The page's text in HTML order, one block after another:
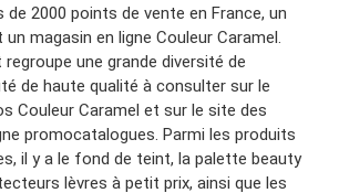
de 2000 points de vente en France, un
magasin en ligne Couleur Caramel.
une grande diversité de
de haute qualité à consulter sur le
Couleur Caramel et sur le site des
promocatalogues. Parmi les produits
il y a le fond de teint, la palette beauty
lèvres à petit prix, ainsi que les